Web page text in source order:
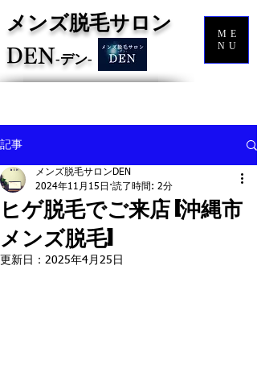
メンズ脱毛サロン
DEN‐デン‐
ME
NU
記事
ヒゲ脱毛でご来店 [沖縄市
メンズ脱毛]
メンズ脱毛サロンDEN
2024年11月15日 読了時間: 2分
更新日： 2025年4月25日